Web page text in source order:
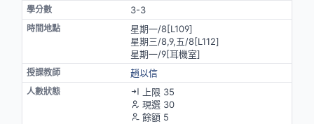
3-3
星期一/8[L109]
星期三/8,9,五/8[L112]
星期一/9[耳機室]
趙以信
上限 35
現選 30
餘額 5